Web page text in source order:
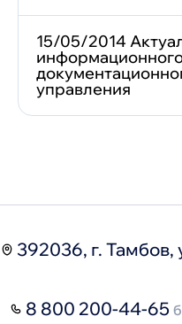
15/05/2014
управления
392036, г.
8 800 200-44-65